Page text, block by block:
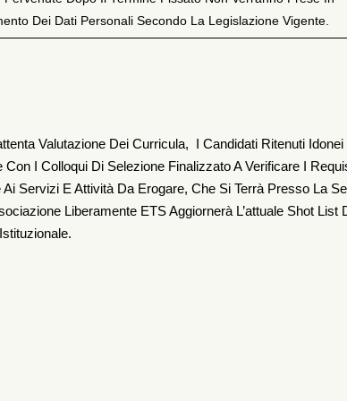
Dei Dati Personali Secondo La Legislazione Vigente.
Valutazione Dei Curricula, I Candidati Ritenuti Idonei
I Colloqui Di Selezione Finalizzato A Verificare I
Servizi E Attività Da Erogare, Che Si Terrà Presso La
Liberamente ETS Aggiornerà L’attuale Shot List
2023